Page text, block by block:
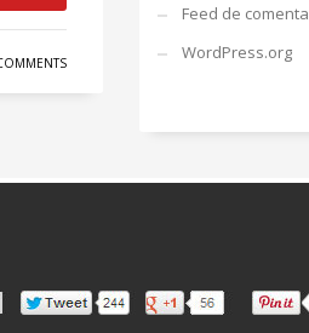
Feed de
WordPress.org